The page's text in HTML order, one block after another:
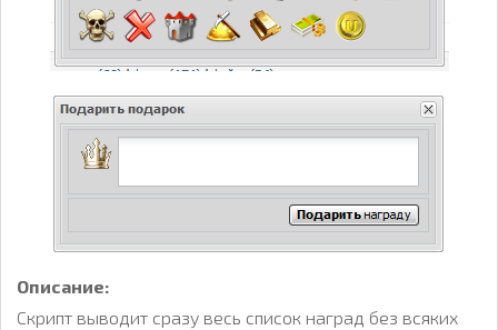
Описание:
Скрипт выводит сразу весь список наград без всяких